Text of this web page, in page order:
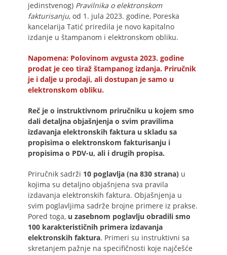
jedinstvenog) Pravilnika o elektronskom
fakturisanju, od 1. jula 2023. godine, Poreska
kancelarija Tatić priredila je novo kapitalno
izdanje u štampanom i elektronskom obliku.
Napomena: Polovinom avgusta 2023. godine
prodat je ceo tiraž štampanog izdanja. Priručnik
je i dalje u prodaji, ali dostupan je samo u
elektronskom obliku.
Reč je o instruktivnom priručniku u kojem smo
dali detaljna objašnjenja o svim pravilima
izdavanja elektronskih faktura u skladu sa
propisima o elektronskom fakturisanju i
propisima o PDV-u, ali i drugih propisa.
Priručnik sadrži 10 poglavlja (na 830 strana) u
kojima su detaljno objašnjena sva pravila
izdavanja elektronskih faktura. Objašnjenja u
svim poglavljima sadrže brojne primere iz prakse.
Pored toga, u zasebnom poglavlju obradili smo
100 karakterističnih primera izdavanja
elektronskih faktura. Primeri su instruktivni sa
skretanjem pažnje na specifičnosti koje najčešće